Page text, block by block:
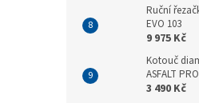
Ruční
EVO 103
9 975 Kč
Kotouč
ASFALT
3 490 Kč